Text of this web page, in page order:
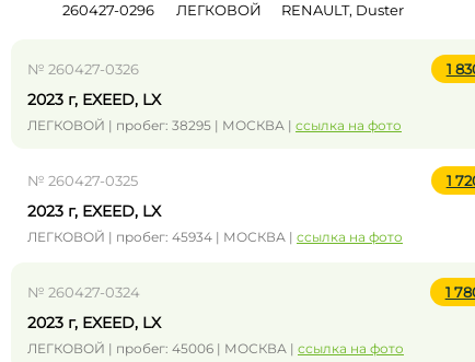
260427-0296 ЛЕГКОВОЙ RENAULT, Duster
№ 260427-0326 1
2023 г, EXEED, LX
ЛЕГКОВОЙ | пробег: 38295 | МОСКВА | ссылка на фото
№ 260427-0325 1
2023 г, EXEED, LX
ЛЕГКОВОЙ | пробег: 45934 | МОСКВА | ссылка на фото
№ 260427-0324 1
2023 г, EXEED, LX
ЛЕГКОВОЙ | пробег: 45006 | МОСКВА | ссылка на фото